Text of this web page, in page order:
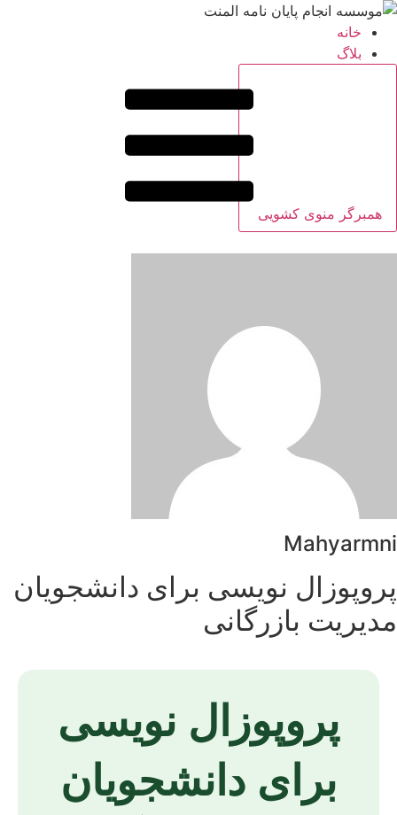
خانه
بلاگ
همبرگر منوی کشویی
Mahyarmni
پروپوزال نویسی برای دانشجویان
مدیریت بازرگانی
پروپوزال نویسی
برای دانشجویان